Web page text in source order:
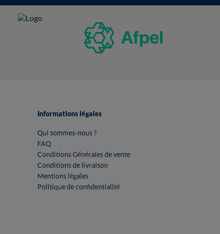
Informations légales
Qui sommes-nous ?
FAQ
Conditions Générales de vente
Conditions de livraison
Mentions légales
Politique de confidentialité